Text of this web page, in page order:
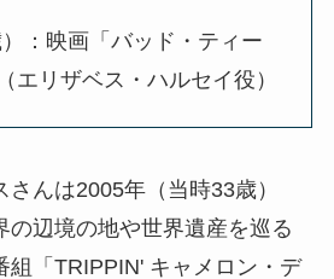
：映画「バッド・ティー
エリザベス・ハルセイ役）
んは2005年（当時33歳）
の辺境の地や世界遺産を巡る
組「TRIPPIN' キャメロン・デ